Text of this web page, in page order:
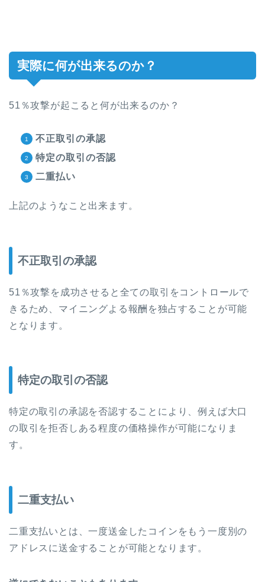
実際に何が出来るのか？
51％攻撃が起こると何が出来るのか？
不正取引の承認
特定の取引の否認
二重払い
上記のようなこと出来ます。
不正取引の承認
51％攻撃を成功させると全ての取引をコントロールで
きるため、マイニングよる報酬を独占することが可能
となります。
特定の取引の否認
特定の取引の承認を否認することにより、例えば大口
の取引を拒否しある程度の価格操作が可能になりま
す。
二重支払い
二重支払いとは、一度送金したコインをもう一度別の
アドレスに送金することが可能となります。